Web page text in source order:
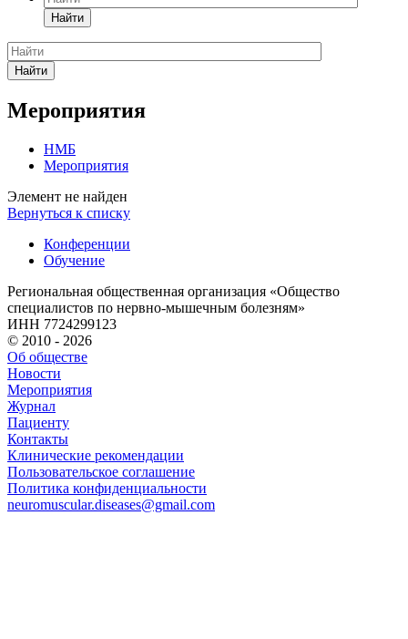
Найти
Найти
Мероприятия
НМБ
Мероприятия
Элемент не найден
Вернуться к списку
Конференции
Обучение
Региональная общественная организация «Общество
специалистов по нервно-мышечным болезням»
ИНН 7724299123
© 2010 - 2026
Об обществе
Новости
Мероприятия
Журнал
Пациенту
Контакты
Клинические рекомендации
Пользовательское соглашение
Политика конфиденциальности
neuromuscular.diseases@gmail.com